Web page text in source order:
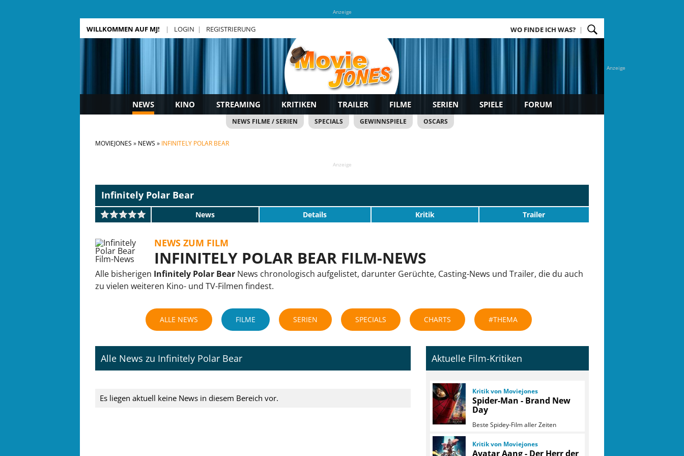
Anzeige
Anzeige
WILLKOMMEN AUF MJ! LOGIN REGISTRIERUNG WO FINDE ICH WAS?
NEWS KINO STREAMING KRITIKEN TRAILER FILME SERIEN SPIELE FORUM
NEWS FILME / SERIEN SPECIALS GEWINNSPIELE OSCARS
MOVIEJONES NEWS INFINITELY POLAR BEAR
Anzeige
Infinitely Polar Bear
News Details Kritik Trailer
NEWS ZUM FILM
INFINITELY POLAR BEAR FILM-NEWS
Alle bisherigen Infinitely Polar Bear News chronologisch aufgelistet, darunter Gerüchte, Casting-News und Trailer, die du auch
zu vielen weiteren Kino- und TV-Filmen findest.
ALLE NEWS FILME SERIEN SPECIALS CHARTS #THEMA
Alle News zu Infinitely Polar Bear
Es liegen aktuell keine News in diesem Bereich vor.
Aktuelle Film-Kritiken
Kritik von Moviejones
Spider-Man - Brand New
Day
Beste Spidey-Film aller Zeiten
Kritik von Moviejones
Avatar Aang - Der Herr der